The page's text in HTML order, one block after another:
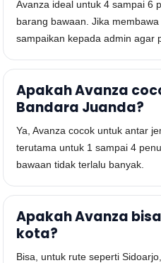
Avanza ideal untuk 4 sampai 6
barang bawaan. Jika
sampaikan kepada admin agar
Apakah Avanza
Bandara Juanda?
Ya, Avanza cocok untuk antar
terutama untuk 1 sampai 4
bawaan tidak terlalu banyak.
Apakah Avanza
kota?
Bisa, untuk rute seperti